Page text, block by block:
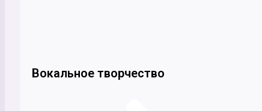
Вокальное творчество